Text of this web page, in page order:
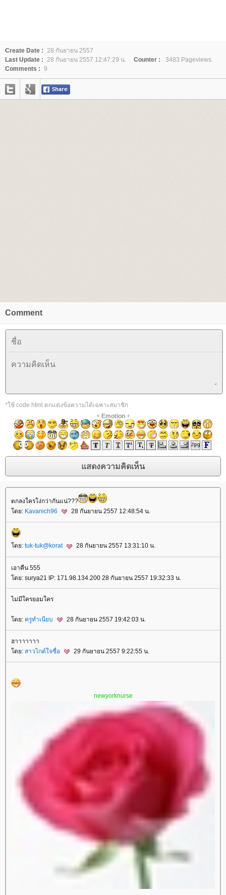
Create Date : 28 กันยายน 2557
Last Update : 28 กันยายน 2557 12:47:29 น. Counter :
3483 Pageviews.
Comments : 9
Comment
*ใช้ code html ตกแต่งข้อความได้เฉพาะสมาชิก
+ Emotion+
ตกลงใครโง่กว่ากันแน่???
ดย: Kavanich96 28 กันยายน 2557 12:48:54 น.
ดย: tuk-tuk@korat 28 กันยายน 2557 13:31:10 น.
เอาคืน 555
ดย: surya21 IP: 171.98.134.200 28 กันยายน 2557 19:32:33 น.
ไม่มีใครยอมใคร
ดย: ครูทำเนียบ 28 กันยายน 2557 19:42:03 น.
ฮาาาาาาา
ดย: สาวไกด์ใจซื่อ 29 กันยายน 2557 9:22:55 น.
newyorknurse